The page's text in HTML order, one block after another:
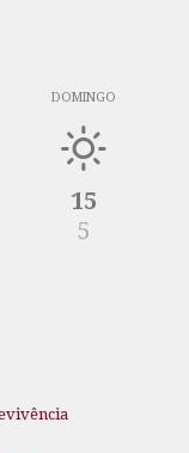
DOMINGO
15
5